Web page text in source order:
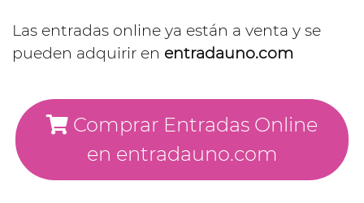
Las entradas online ya están a venta y se
pueden adquirir en entradauno.com
Comprar Entradas Online
en entradauno.com